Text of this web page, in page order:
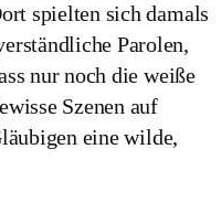
spielten sich damals
Parolen,
nur noch die weiße
Szenen auf
eine wilde,